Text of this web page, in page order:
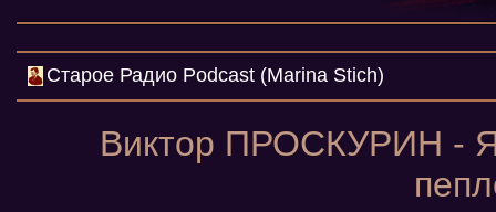
Cтарое Радио Podcast (Marina Stich)
Виктор ПРОСКУРИН - Я